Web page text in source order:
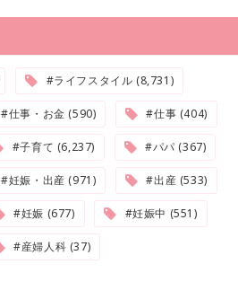
#ライフスタイル (8,731)
#仕事・お金 (590) #仕事 (404)
#子育て (6,237) #パパ (367)
#妊娠・出産 (971) #出産 (533)
#妊娠 (677) #妊娠中 (551)
#産婦人科 (37)